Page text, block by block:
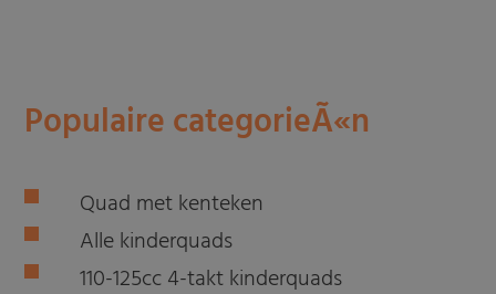
Populaire categorieÃ«n
Quad met kenteken
Alle kinderquads
110-125cc 4-takt kinderquads